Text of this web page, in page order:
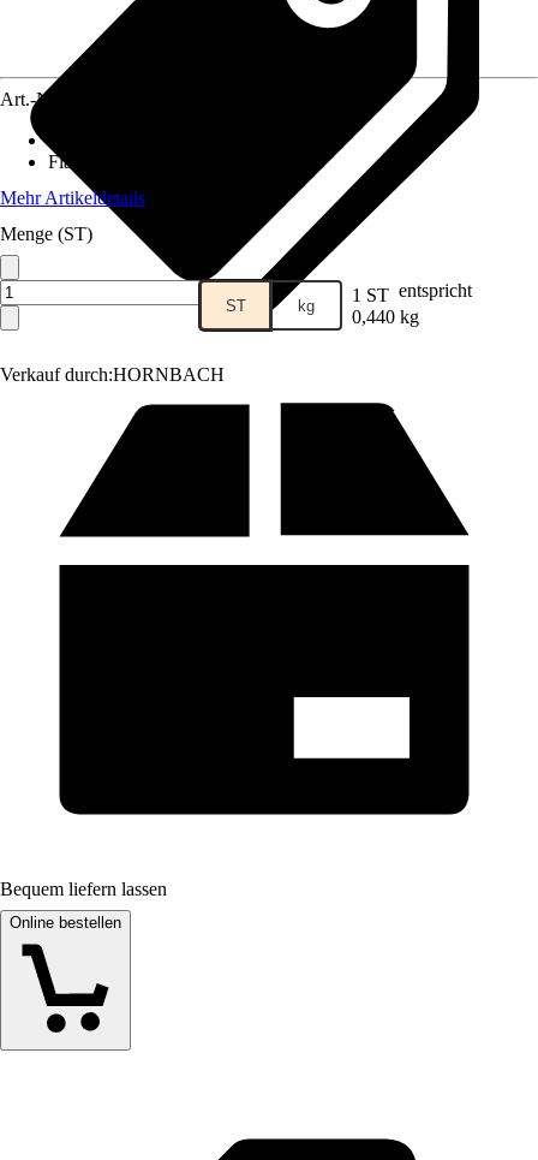
Verkauf durch:HORNBACH
Art.-Nr.
Flaschensystem
Mehr Artikeldetails
Menge (ST)
ST kg 1 ST entspricht
0,440 kg
Bequem liefern lassen
Online bestellen